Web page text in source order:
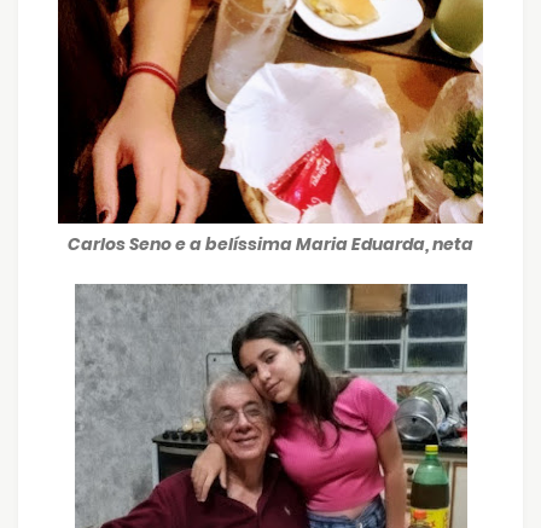
Carlos Seno e a belíssima Maria Eduarda, neta